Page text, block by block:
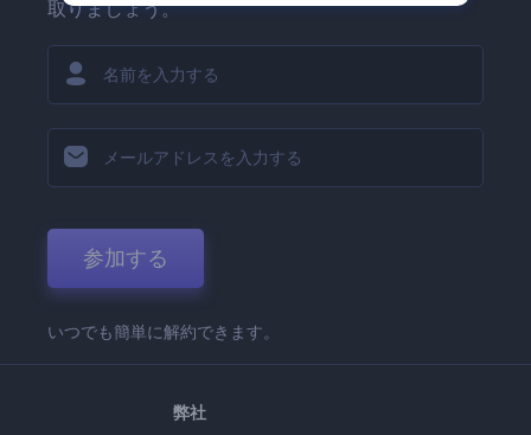
取りましょう。
参加する
いつでも簡単に解約できます。
弊社